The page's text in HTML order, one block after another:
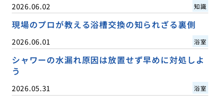
2026.06.02 知識
現場のプロが教える浴槽交換の知られざる裏側
2026.06.01 浴室
シャワーの水漏れ原因は放置せず早めに対処しよ
う
2026.05.31 浴室